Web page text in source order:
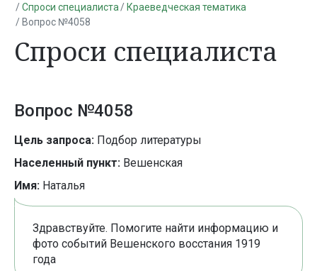
Спроси специалиста
Краеведческая тематика
Вопрос №4058
Спроси специалиста
Вопрос №4058
Цель запроса: Подбор литературы
Населенный пункт: Вешенская
Имя: Наталья
Здравствуйте. Помогите найти информацию и
фото событий Вешенского восстания 1919
года